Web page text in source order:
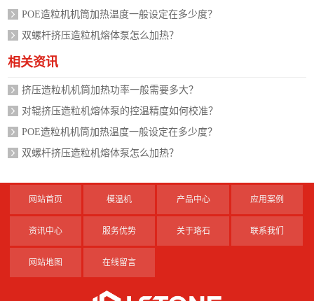
POE造粒机机筒加热温度一般设定在多少度？
双螺杆挤压造粒机熔体泵怎么加热？
相关资讯
挤压造粒机机筒加热功率一般需要多大？
对辊挤压造粒机熔体泵的控温精度如何校准？
POE造粒机机筒加热温度一般设定在多少度？
双螺杆挤压造粒机熔体泵怎么加热？
网站首页 模温机 产品中心 应用案例
资讯中心 服务优势 关于珞石 联系我们
网站地图 在线留言